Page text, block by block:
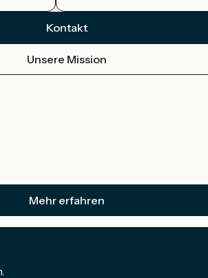
Kontakt
Unsere Mission
Mehr erfahren